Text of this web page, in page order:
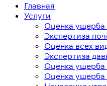
Главная
Услуги
Оценка
Экспертиза
Оценка всех
Экспертиза
Оценка ущерба
Оценка ущерба